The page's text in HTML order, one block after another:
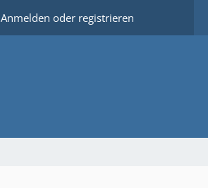
Anmelden oder registrieren